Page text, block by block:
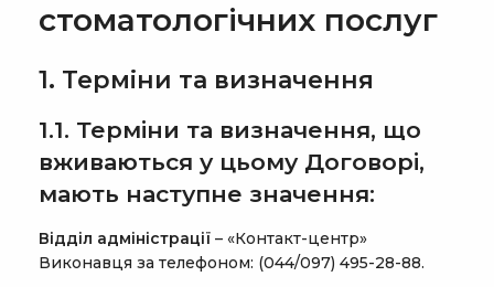
стоматологічних послуг
1. Терміни та визначення
1.1. Терміни та визначення, що
вживаються у цьому Договорі,
мають наступне значення:
Відділ адміністрації – «Контакт-центр»
Виконавця за телефоном: (044/097) 495-28-88.